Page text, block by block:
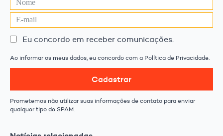
Eu concordo em receber comunicações.
Ao informar os meus dados, eu concordo com a Política de Privacidade.
Cadastrar
Prometemos não utilizar suas informações de contato para enviar
qualquer tipo de SPAM.